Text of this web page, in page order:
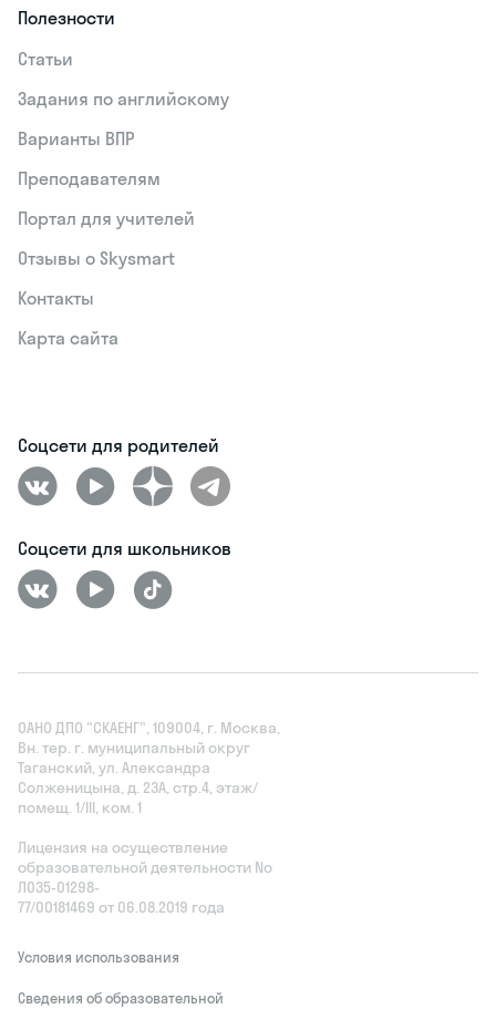
Полезности
Статьи
Задания по английскому
Варианты ВПР
Преподавателям
Портал для учителей
Отзывы о Skysmart
Контакты
Карта сайта
Соцсети для родителей
Соцсети для школьников
ОАНО ДПО "СКАЕНГ", 109004, г. Москва,
Вн. тер. г. муниципальный округ
Таганский, ул. Александра
Солженицына, д. 23А, стр.4, этаж/
помещ. 1/III, ком. 1
Лицензия на осуществление
образовательной деятельности No
Л035‑01298-
77/00181469 от 06.08.2019 года
Условия использования
Сведения об образовательной